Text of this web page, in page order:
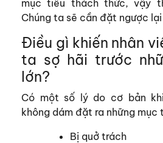
mục tiêu thách thức, vậy
Chúng ta sẽ cần đặt ngược
Điều gì khiến nhân
ta sợ hãi trước
lớn?
Có một số lý do cơ bản
không dám đặt ra những mục
Bị quở trách